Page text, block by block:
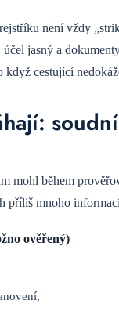
není vždy
jasný a
cestující
mohl během
příliš mnoho
ověřený)